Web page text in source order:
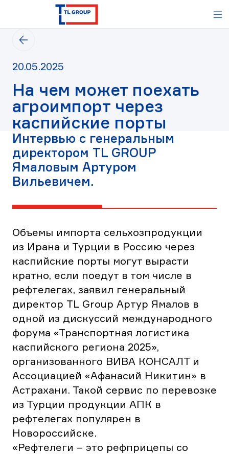
логистический
представитель
Вернуться
предыдущую
страницу
Дата
20.05.2025
20.05.2025
На чем может поехать
агроимпорт через
каспийские порты
Интервью с генеральным
директором TL GROUP
Ямаловым Артуром
Вильевичем.
Объемы импорта сельхозпродукции
из Ирана и Турции в Россию через
каспийские порты могут вырасти
кратно, если поедут в том числе в
рефтелегах, заявил генеральный
директор TL Group Артур Ямалов в
одной из дискуссий международного
форума «Транспортная логистика
каспийского региона 2025»,
организованного ВИВА КОНСАЛТ и
Ассоциацией «Афанасий Никитин» в
Астрахани. Такой сервис по перевозке
из Турции продукции АПК в
рефтелегах популярен в
Новороссийске.
«Рефтелеги – это рефприцепы со